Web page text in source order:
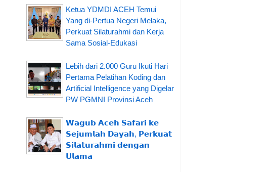
Ketua YDMDI ACEH Temui
Yang di-Pertua Negeri Melaka,
Perkuat Silaturahmi dan Kerja
Sama Sosial-Edukasi
Lebih dari 2.000 Guru Ikuti Hari
Pertama Pelatihan Koding dan
Artificial Intelligence yang Digelar
PW PGMNI Provinsi Aceh
𝗪𝗮𝗴𝘂𝗯 𝗔𝗰𝗲𝗵 𝗦𝗮𝗳𝗮𝗿𝗶 𝗸𝗲
𝗦𝗲𝗷𝘂𝗺𝗹𝗮𝗵 𝗗𝗮𝘆𝗮𝗵, 𝗣𝗲𝗿𝗸𝘂𝗮𝘁
𝗦𝗶𝗹𝗮𝘁𝘂𝗿𝗮𝗵𝗺𝗶 𝗱𝗲𝗻𝗴𝗮𝗻
𝗨𝗹𝗮𝗺𝗮